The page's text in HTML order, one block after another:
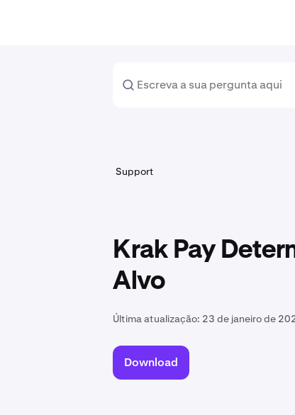
Support
Krak Pay
Alvo
Última atualização: 23 de janeiro de
Download